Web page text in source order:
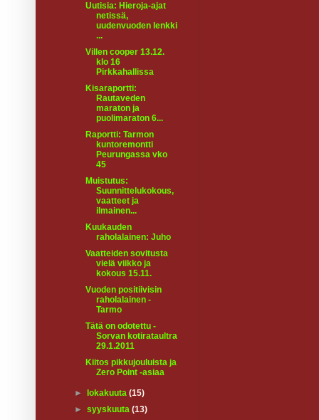
Uutisia: Hieroja-ajat
netissä,
uudenvuoden lenkki
...
Villen cooper 13.12.
klo 16
Pirkkahallissa
Kisaraportti:
Rautaveden
maraton ja
puolimaraton 6...
Raportti: Tarmon
kuntoremontti
Peurungassa vko
45
Muistutus:
Suunnittelukokous,
vaatteet ja
ilmainen...
Kuukauden
raholalainen: Juho
Vaatteiden sovitusta
vielä viikko ja
kokous 15.11.
Vuoden positiivisin
raholalainen -
Tarmo
Tätä on odotettu -
Sorvan kotirataultra
29.1.2011
Kiitos pikkujouluista ja
Zero Point -asiaa
► lokakuuta(15)
►syyskuuta(13)